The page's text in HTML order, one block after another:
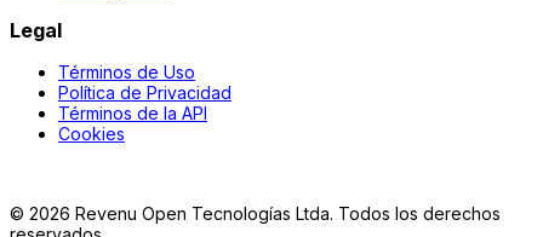
Legal
Términos de Uso
Política de Privacidad
Términos de la API
Cookies
© 2026 Revenu Open Tecnologías Ltda. Todos los derechos